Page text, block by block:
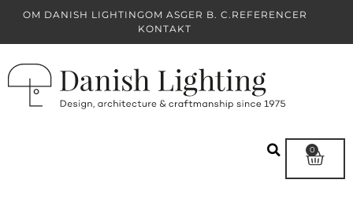
OM DANISH LIGHTINGOM ASGER B. C. REFERENCER
KONTAKT
0